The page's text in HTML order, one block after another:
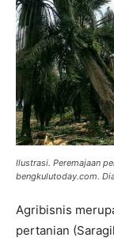
Ilustrasi. Peremajaan
bengkulutoday.com.
Agribisnis
pertanian